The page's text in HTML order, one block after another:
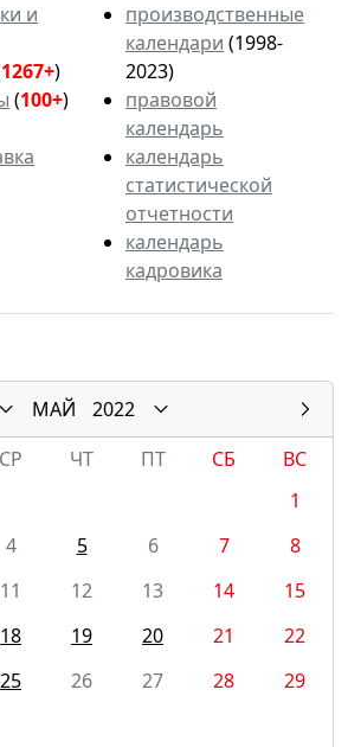
и
1267+)
(100+)
производственные
календари (1998-
2023)
правовой
календарь
календарь
статистической
отчетности
календарь
кадровика
МАЙ
2022
СР ЧТ ПТ СБ
ВС
1
4 5 6 7
8
11 12 13 14
15
18 19 20 21
22
25 26 27 28
29